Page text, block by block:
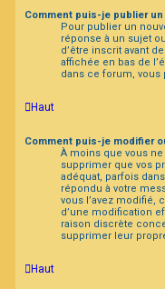
Comment puis-je publier
Pour publier un
réponse à un sujet
d’être inscrit avant
affichée en bas de
dans ce forum,
Haut
Comment puis-je modifier
À moins que vous
supprimer que vos
adéquat, parfois
répondu à votre
vous l’avez modifié,
d’une modification
raison discrète
supprimer leur
Haut